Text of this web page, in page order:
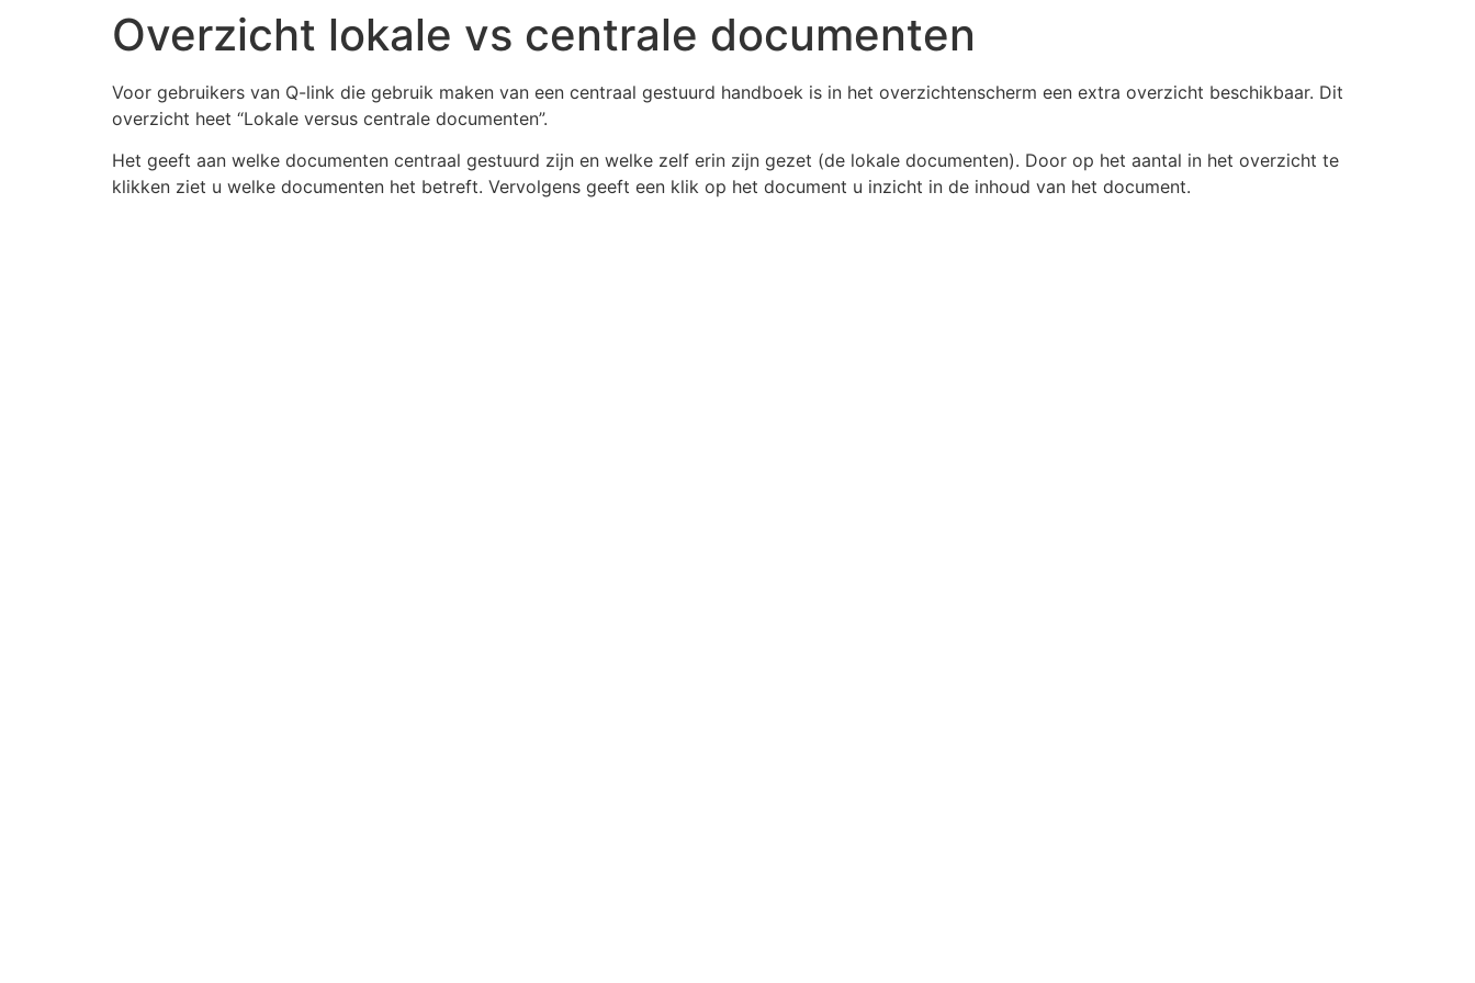
Overzicht lokale vs centrale documenten
Voor gebruikers van Q-link die gebruik maken van een centraal gestuurd handboek is in het overzichtenscherm een extra overzicht beschikbaar. Dit
overzicht heet “Lokale versus centrale documenten”.
Het geeft aan welke documenten centraal gestuurd zijn en welke zelf erin zijn gezet (de lokale documenten). Door op het aantal in het overzicht te
klikken ziet u welke documenten het betreft. Vervolgens geeft een klik op het document u inzicht in de inhoud van het document.